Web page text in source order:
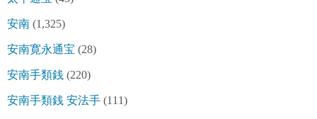
安南 (1,325)
安南寛永通宝 (28)
安南手類銭 (220)
安南手類銭 安法手 (111)